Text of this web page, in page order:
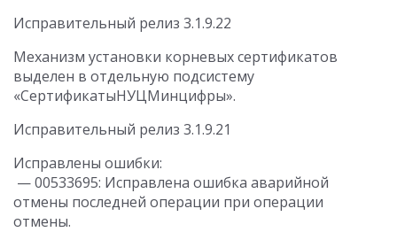
Исправительный релиз 3.1.9.22
Механизм установки корневых сертификатов
выделен в отдельную подсистему
«СертификатыНУЦМинцифры».
Исправительный релиз 3.1.9.21
Исправлены ошибки:
— 00533695: Исправлена ошибка аварийной
отмены последней операции при операции
отмены.